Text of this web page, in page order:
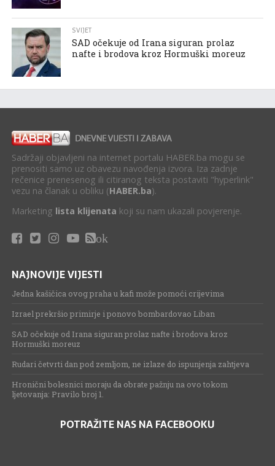
SVIJET
SAD očekuje od Irana siguran prolaz
nafte i brodova kroz Hormuški moreuz
Sadržaji objavljeni na internet portalu HABER.ba mogu se
prenositi samo uz obavezu navođenja izvora. Iza zadnje
rečenice prenesenog ili citiranog teksta postaviti "hyperlink"
vezu na članak u obliku (HABER.ba).
Marketing lista klijenata koji su nam ukazali povjerenje.
ok
NAJNOVIJE VIJESTI
Jedna kašičica ovog praha u kafi može pomoći crijevima
Izrael prekršio primirje i ponovo bombardovao Liban
SAD očekuje od Irana siguran prolaz nafte i brodova kroz
Hormuški moreuz
Rudari četvrti dan pod zemljom, ne izlaze do ispunjenja zahtjeva
Hronični bolesnici moraju da obrate pažnju na ovo tokom
ljetovanja: Pravilo broj 1.
POTRAŽITE NAS NA FACEBOOKU